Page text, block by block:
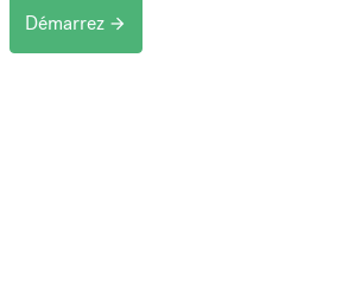
Démarrez arrow_forward